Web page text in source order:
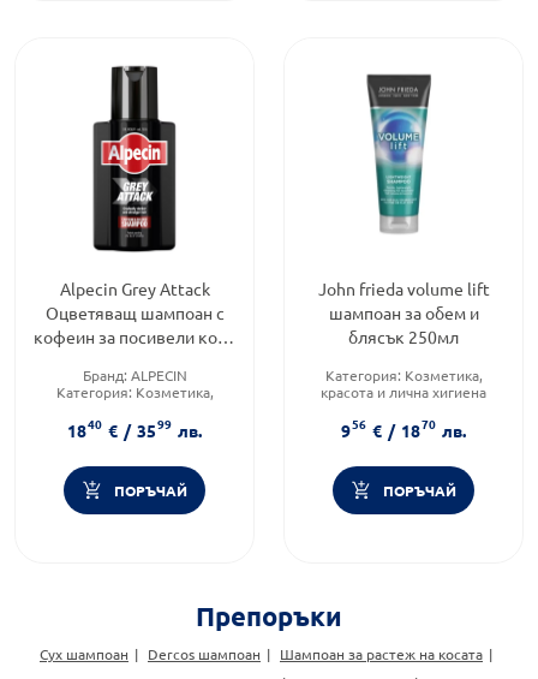
Alpecin Grey Attack
Оцветяващ шампоан с
кофеин за посивели коси
Бранд: ALPECIN
Категория: Козметика,
Форма на продукта: шампоан
1840 € / 3599 лв.
ПОРЪЧАЙ
John frieda volume lift
шампоан за обем и
блясък 250мл
Категория: Козметика,
красота и лична хигиена
жизненост
Форма на продукта: шампоан
956 € / 1870 лв.
ПОРЪЧАЙ
Препоръки
Сух шампоан Dercos шампоан
Шампоан за растеж на косата